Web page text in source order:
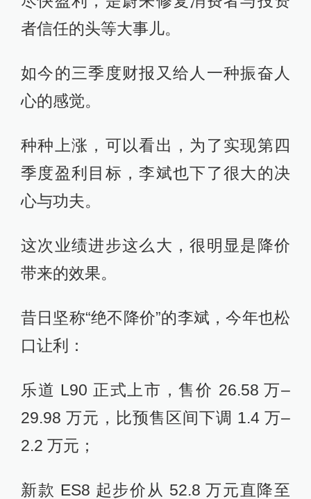
者信任的头等大事儿。
如今的三季度财报又给人一种振奋人
心的感觉。
种种上涨，可以看出，为了实现第四
季度盈利目标，李斌也下了很大的决
心与功夫。
这次业绩进步这么大，很明显是降价
带来的效果。
昔日坚称“绝不降价”的李斌，今年也松
口让利：
乐道 L90 正式上市，售价 26.58 万–
29.98 万元，比预售区间下调 1.4 万–
2.2 万元；
新款 ES8 起步价从 52.8 万元直降至